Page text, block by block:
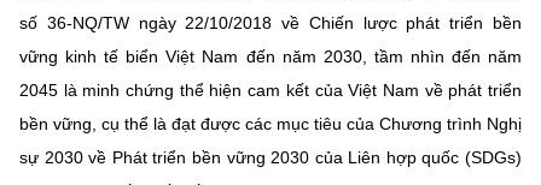
số 36-NQ/TW ngày 22/10/2018 về Chiến lược phát triển bền
vững kinh tế biển Việt Nam đến năm 2030, tầm nhìn đến năm
2045 là minh chứng thể hiện cam kết của Việt Nam về phát triển
bền vững, cụ thể là đạt được các mục tiêu của Chương trình Nghị
sự 2030 về Phát triển bền vững 2030 của Liên hợp quốc (SDGs)